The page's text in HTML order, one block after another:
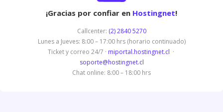
¡Gracias por confiar en Hostingnet!
Callcenter: (2) 2840 5270
Lunes a Jueves: 8:00 – 17:00 hrs (horario continuado)
Ticket y correo 24/7 · miportal.hostingnet.cl ·
soporte@hostingnet.cl
Chat online: 8:00 – 18:00 hrs